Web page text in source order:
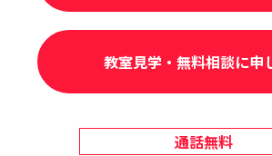
教室見学・無料相談に申
通話無料